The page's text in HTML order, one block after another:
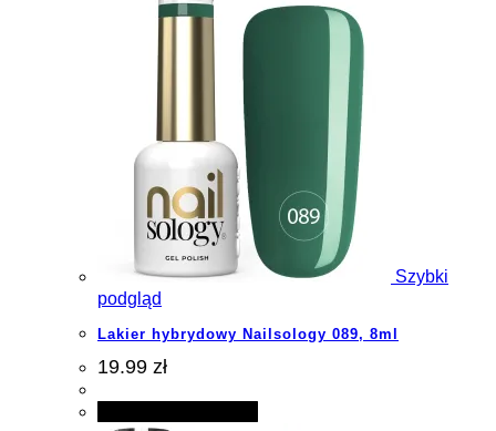
Szybki
podgląd
Lakier hybrydowy Nailsology 089, 8ml
19.99 zł